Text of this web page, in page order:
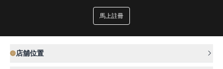
馬上註冊
店舖位置